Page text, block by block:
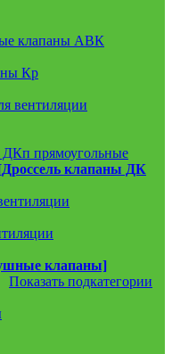
клапаны АВК
Кр
вентиляции
ДКп прямоугольные
клапаны ДК
клапаны]
Показать подкатегории